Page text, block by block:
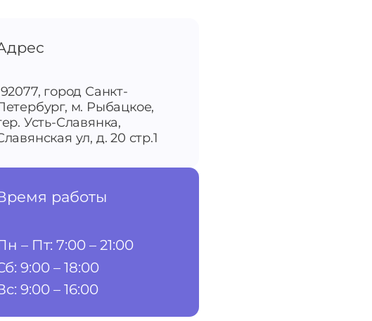
город Санкт-
м. Рыбацкое,
Усть-Славянка,
ул, д. 20 стр.1
работы
– Пт: 7:00 – 21:00
9:00 – 18:00
9:00 – 16:00